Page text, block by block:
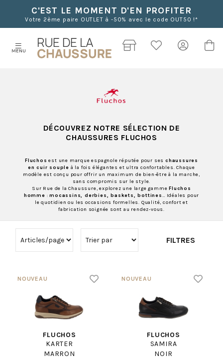
C'EST LE MOMENT D'EN PROFITER
Votre 2ème paire OUTLET à -50% avec le code OUT50 !*
MENU
DÉCOUVREZ NOTRE SÉLECTION DE
CHAUSSURES FLUCHOS
Fluchos est une marque espagnole réputée pour ses chaussures
en cuir souple à la fois élégantes et ultra confortables. Chaque
modèle est conçu pour offrir un maximum de bien-être à la marche,
sans compromis sur le style.
Sur Rue de la Chaussure, explorez une large gammeFluchos
homme :mocassins, derbies, baskets, bottines… Idéales pour
le quotidien ou les occasions formelles. Qualité, confort et
fabrication soignée sont au rendez-vous.
FILTRES
FLUCHOS
KARTER
MARRON
FLUCHOS
SAMIRA
NOIR